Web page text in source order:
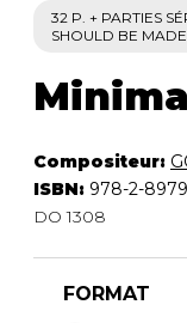
32 P. + PARTIES
SHOULD BE
Compositeur:
ISBN: 978-2-
DO 1308
FORMAT